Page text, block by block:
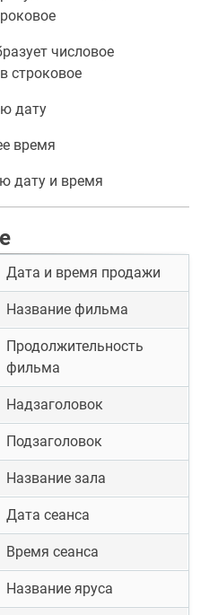
числовое
строковое
дату
время
дату и время
Дата и время продажи
Название фильма
Продолжительность
фильма
Надзаголовок
Подзаголовок
Название зала
Дата сеанса
Время сеанса
Название яруса